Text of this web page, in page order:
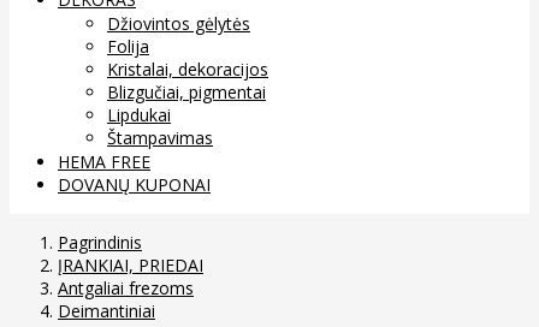
Džiovintos gėlytės
Folija
Kristalai, dekoracijos
Blizgučiai, pigmentai
Lipdukai
Štampavimas
HEMA FREE
DOVANŲ KUPONAI
Pagrindinis
ĮRANKIAI, PRIEDAI
Antgaliai frezoms
Deimantiniai